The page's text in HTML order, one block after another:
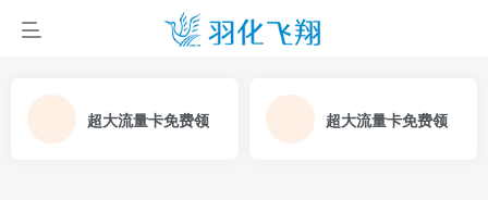
超大流量卡免费领 超大流量卡免费领